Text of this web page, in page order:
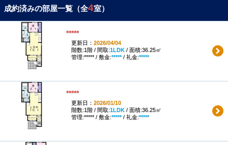
成約済みの部屋一覧（全4室）
*****
更新日： 2026/04/04
階数:1階 / 間取:1LDK/ 面積:36.25㎡
管理:***** / 敷金:*****/ 礼金:*****
*****
更新日： 2026/01/10
階数:1階 / 間取:1LDK/ 面積:36.25㎡
管理:***** / 敷金:*****/ 礼金:*****